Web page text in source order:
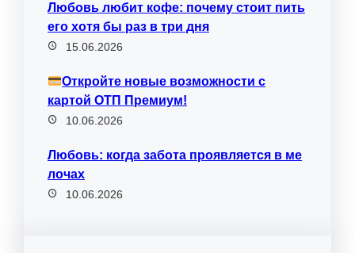
Любовь любит кофе: почему стоит пить
его хотя бы раз в три дня
15.06.2026
Откройте новые возможности с
картой ОТП Премиум!
10.06.2026
Любовь: когда забота проявляется в ме
лочах
10.06.2026